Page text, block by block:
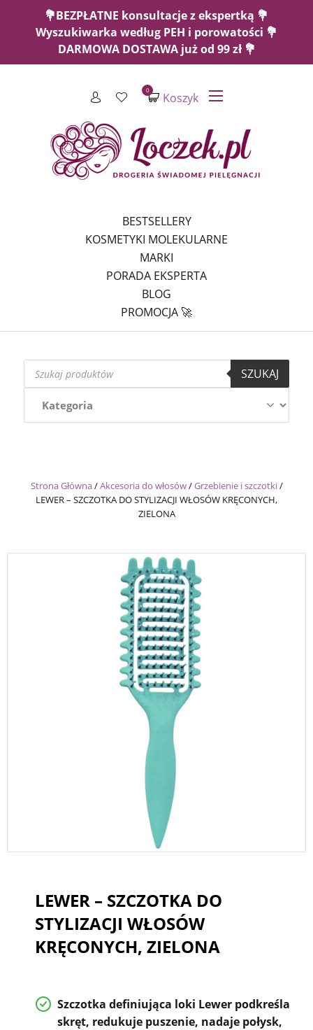
💐BEZPŁATNE konsultacje z ekspertką 💐
Wyszukiwarka według PEH i porowatości 💐
DARMOWA DOSTAWA już od 99 zł 💐
Koszyk
0
BESTSELLERY
KOSMETYKI MOLEKULARNE
MARKI
PORADA EKSPERTA
BLOG
PROMOCJA 🚀
Wyszukiwarka
produktów
SZUKAJ
Strona Główna/Akcesoria do włosów/Grzebienie i szczotki/
LEWER – SZCZOTKA DO STYLIZACJI WŁOSÓW KRĘCONYCH,
ZIELONA
LEWER – SZCZOTKA DO
STYLIZACJI WŁOSÓW
KRĘCONYCH, ZIELONA
Szczotka definiująca loki Lewer podkreśla
skręt, redukuje puszenie, nadaje połysk,